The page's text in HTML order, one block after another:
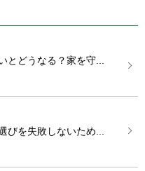
とどうなる？家を守...
びを失敗しないため...